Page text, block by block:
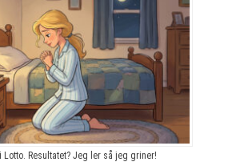
Lotto. Resultatet? Jeg ler så jeg griner!